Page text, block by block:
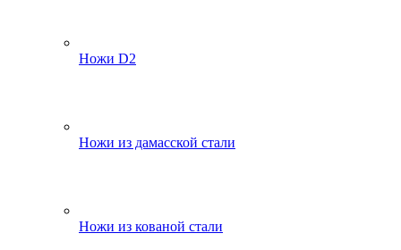
Ножи D2
Ножи из дамасской стали
Ножи из кованой стали